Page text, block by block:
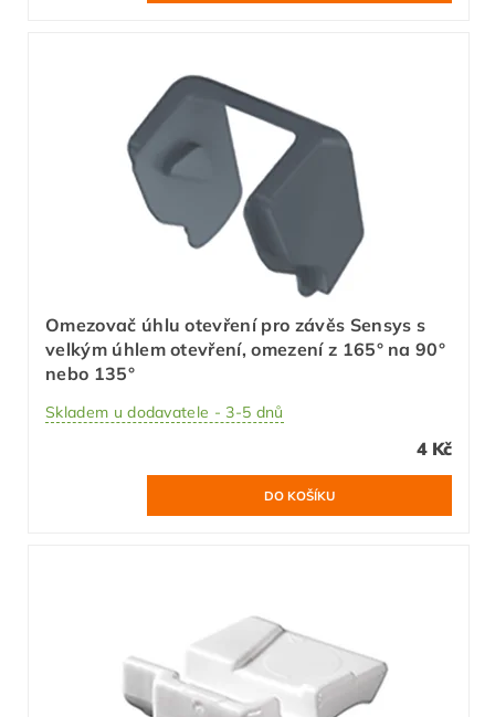
Omezovač úhlu otevření pro závěs Sensys s
velkým úhlem otevření, omezení z 165° na 90°
nebo 135°
Skladem u dodavatele - 3-5 dnů
4 Kč